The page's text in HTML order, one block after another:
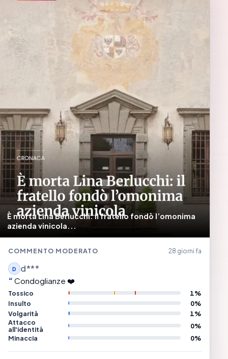
È morta Lina Berlucchi: il fratello fondò l’omonima
azienda vinicola...
COMMENTO MODERATO 28 giorni fa
D d***
Condoglianze ❤️
Tossico
1%
Insulto
0%
Volgarità
1%
Attacco
all'identità
0%
Minaccia
0%